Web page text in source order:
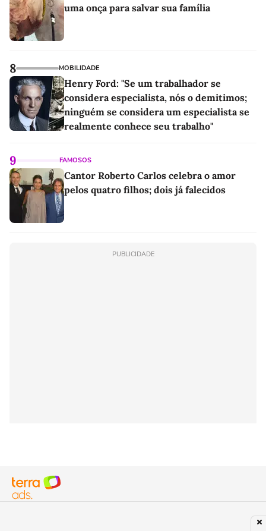
uma onça para salvar sua família
8 MOBILIDADE
Henry Ford: "Se um trabalhador se
considera especialista, nós o demitimos;
ninguém se considera um especialista se
realmente conhece seu trabalho"
9 FAMOSOS
Cantor Roberto Carlos celebra o amor
pelos quatro filhos; dois já falecidos
PUBLICIDADE